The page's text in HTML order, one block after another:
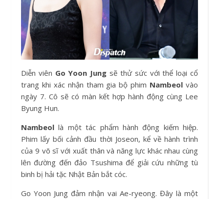
Diễn viên Go Yoon Jung sẽ thử sức với thể loại cổ
trang khi xác nhận tham gia bộ phim Nambeol vào
ngày 7. Cô sẽ có màn kết hợp hành động cùng Lee
Byung Hun.
Nambeol là một tác phẩm hành động kiếm hiệp.
Phim lấy bối cảnh đầu thời Joseon, kể về hành trình
của 9 võ sĩ với xuất thân và năng lực khác nhau cùng
lên đường đến đảo Tsushima để giải cứu những tù
binh bị hải tặc Nhật Bản bắt cóc.
Go Yoon Jung đảm nhận vai Ae-ryeong. Đây là một